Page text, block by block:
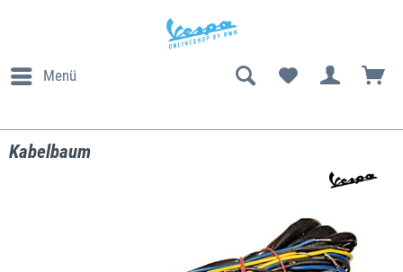
Menü
Kabelbaum